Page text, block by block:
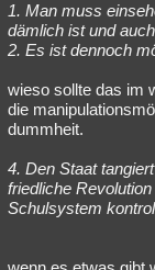
1. Man muss
dämlich ist und
2. Es ist dennoch
wieso sollte das im
die
dummheit.
4. Den Staat
friedliche
Schulsystem